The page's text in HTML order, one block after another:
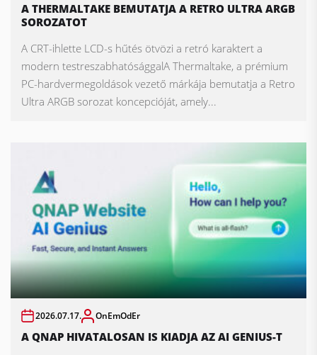
A THERMALTAKE BEMUTATJA A RETRO ULTRA ARGB
SOROZATOT
A CRT-ihlette LCD-s hűtés ötvözi a retró karaktert a
modern testreszabhatósággalA Thermaltake, a prémium
PC-hardvermegoldások vezető márkája bemutatja a Retro
Ultra ARGB sorozat koncepcióját, amely...
2026.07.17. OnEmOdEr
A QNAP HIVATALOSAN IS KIADJA AZ AI GENIUS-T